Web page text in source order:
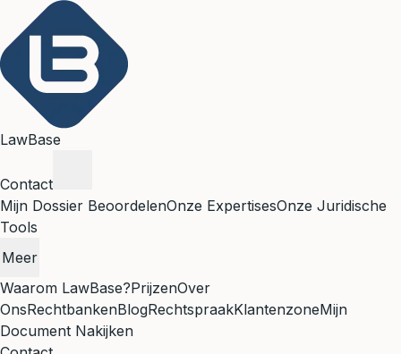
LawBase
Contact
Mijn Dossier BeoordelenOnze ExpertisesOnze Juridische
Tools
Meer
Waarom LawBase?PrijzenOver
OnsRechtbankenBlogRechtspraakKlantenzoneMijn
Document Nakijken